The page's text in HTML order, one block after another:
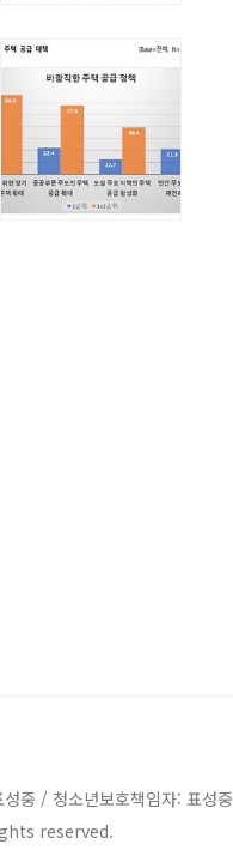
중 / 청소년보호책임자: 표성중
reserved.